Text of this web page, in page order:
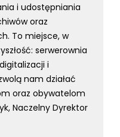
i udostępniania
oraz
To miejsce, w
serwerownia
i
nam działać
oraz obywatelom
Naczelny Dyrektor